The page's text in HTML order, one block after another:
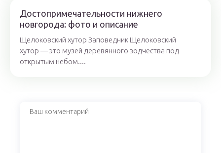
Достопримечательности нижнего
новгорода: фото и описание
Щелоковский хутор Заповедник Щелоковский
хутор — это музей деревянного зодчества под
открытым небом....